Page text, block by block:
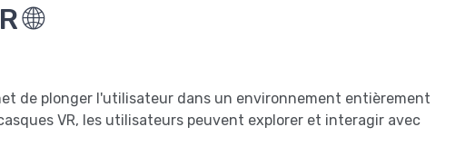
🌐
de plonger l'utilisateur dans un environnement entièrement
VR, les utilisateurs peuvent explorer et interagir avec